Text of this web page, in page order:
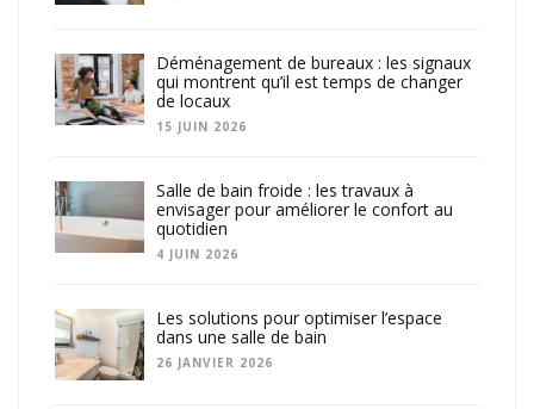
Déménagement de bureaux : les signaux
qui montrent qu’il est temps de changer
de locaux
15 JUIN 2026
Salle de bain froide : les travaux à
envisager pour améliorer le confort au
quotidien
4 JUIN 2026
Les solutions pour optimiser l’espace
dans une salle de bain
26 JANVIER 2026